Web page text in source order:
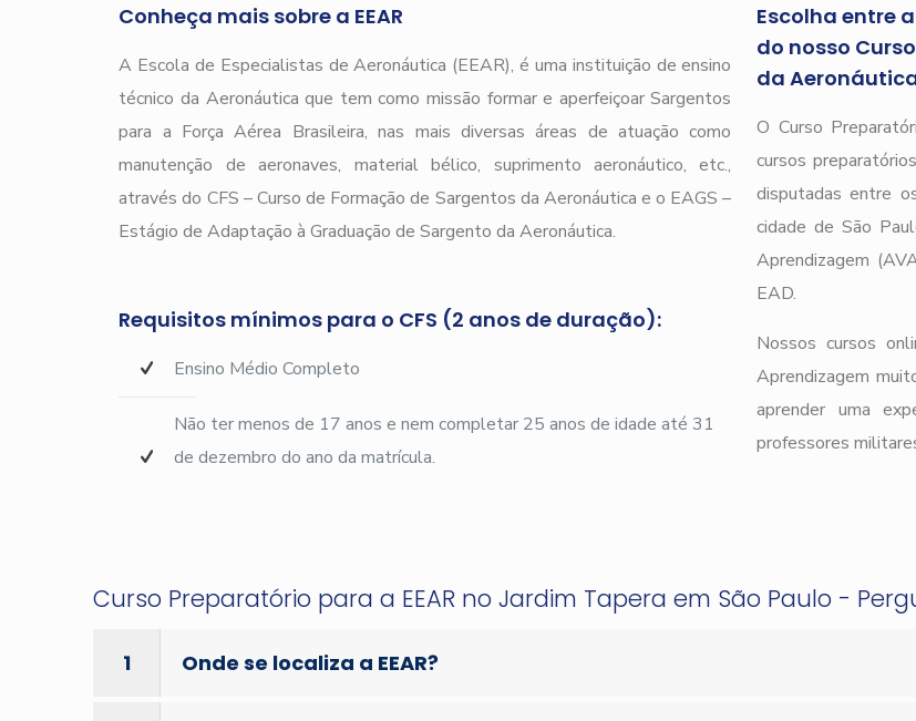
Conheça mais sobre a EEAR
A Escola de Especialistas de Aeronáutica (EEAR), é uma instituição de ensino
técnico da Aeronáutica que tem como missão formar e aperfeiçoar Sargentos
para a Força Aérea Brasileira, nas mais diversas áreas de atuação como
manutenção de aeronaves, material bélico, suprimento aeronáutico, etc.,
através do CFS – Curso de Formação de Sargentos da Aeronáutica e o EAGS –
Estágio de Adaptação à Graduação de Sargento da Aeronáutica.
Requisitos mínimos para o CFS (2 anos de duração):
Ensino Médio Completo
Não ter menos de 17 anos e nem completar 25 anos de idade até 31
de dezembro do ano da matrícula.
Escolha entre
do nosso
da Aeronáutica
O Curso
cursos
disputadas entre
cidade de São
Aprendizagem
EAD.
Nossos cursos
Aprendizagem
aprender uma
professores
Curso Preparatório para a EEAR no Jardim Tapera em São Paulo -
1 Onde se localiza a EEAR?